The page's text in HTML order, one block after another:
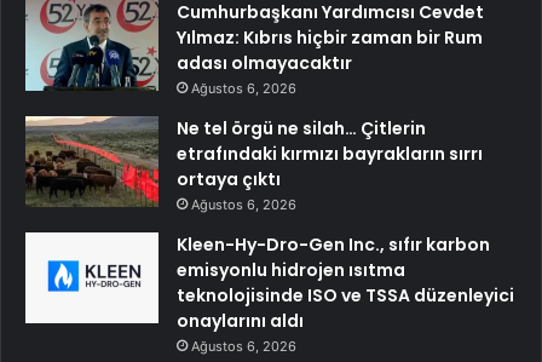
Cumhurbaşkanı Yardımcısı Cevdet
Yılmaz: Kıbrıs hiçbir zaman bir Rum
adası olmayacaktır
Ağustos 6, 2026
Ne tel örgü ne silah… Çitlerin
etrafındaki kırmızı bayrakların sırrı
ortaya çıktı
Ağustos 6, 2026
Kleen-Hy-Dro-Gen Inc., sıfır karbon
emisyonlu hidrojen ısıtma
teknolojisinde ISO ve TSSA düzenleyici
onaylarını aldı
Ağustos 6, 2026